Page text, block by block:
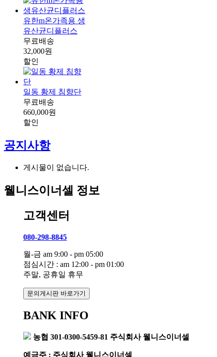
유한m온가족용 생
유산균디플러스
무료배송
32,000원
할인
일동 황제 침향단
무료배송
660,000원
할인
공지사항
게시물이 없습니다.
웰니스이너셀 정보
고객센터
080-298-8845
월-금 am 9:00 - pm 05:00
점심시간 : am 12:00 - pm 01:00
주말, 공휴일 휴무
문의게시판 바로가기
BANK INFO
농협 301-0300-5459-81 주식회사 웰니스이너셀
예금주 : 주식회사 웰니스이너셀